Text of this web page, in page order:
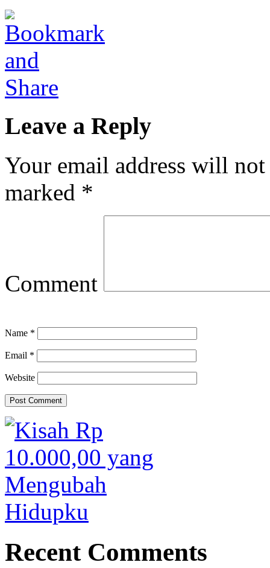
Leave a Reply
Your email address will
marked *
Comment
Name *
Email *
Website
Recent Comments